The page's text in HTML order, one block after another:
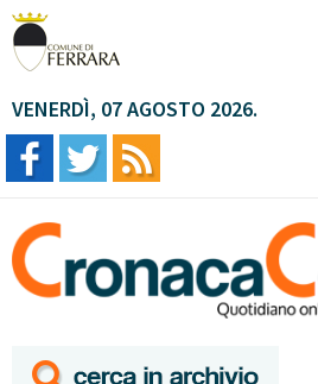
VENERDÌ, 07 AGOSTO 2026.